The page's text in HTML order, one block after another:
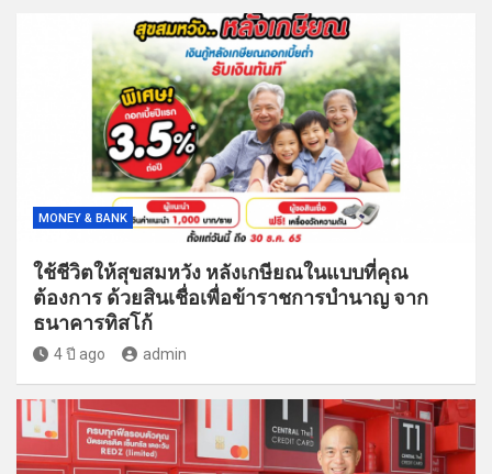
MONEY & BANK
ใช้ชีวิตให้สุขสมหวัง หลังเกษียณในแบบที่คุณ
ต้องการ ด้วยสินเชื่อเพื่อข้าราชการบำนาญ จาก
ธนาคารทิสโก้
4 ปี ago admin